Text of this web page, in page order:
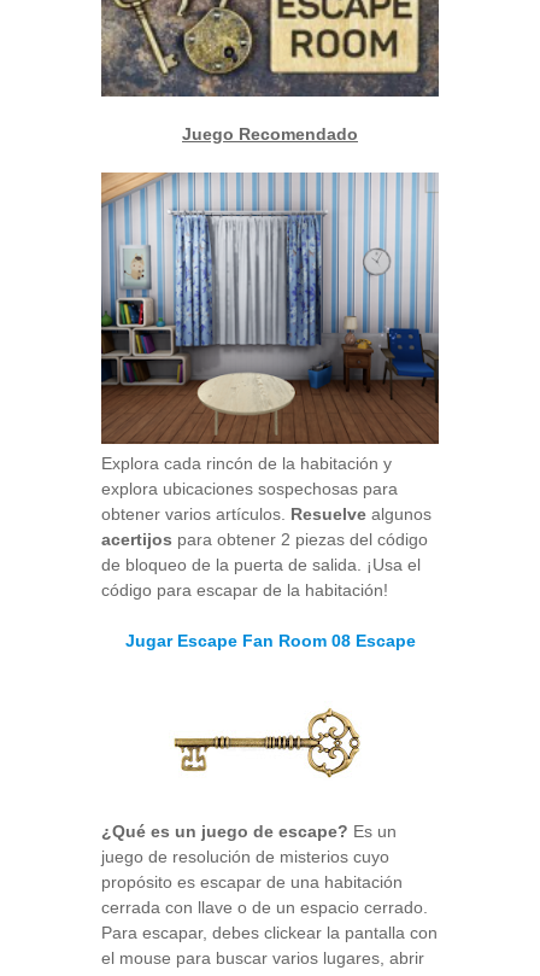
Juego Recomendado
Explora cada rincón de la habitación y
explora ubicaciones sospechosas para
obtener varios artículos. Resuelve algunos
acertijos para obtener 2 piezas del código
de bloqueo de la puerta de salida. ¡Usa el
código para escapar de la habitación!
Jugar Escape Fan Room 08 Escape
¿Qué es un juego de escape? Es un
juego de resolución de misterios cuyo
propósito es escapar de una habitación
cerrada con llave o de un espacio cerrado.
Para escapar, debes clickear la pantalla con
el mouse para buscar varios lugares, abrir